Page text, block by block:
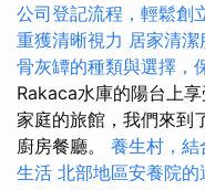
公司登記流程，輕鬆創
重獲清晰視力 居家清
骨灰罈的種類與選擇，
Rakaca水庫的陽台上
家庭的旅館，我們來到
廚房餐廳。 養生村，結
生活 北部地區安養院